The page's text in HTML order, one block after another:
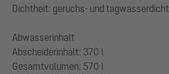
Dichtheit: geruchs- und tagwasserdicht
Abwasserinhalt
Abscheiderinhalt: 370 l
Gesamtvolumen: 570 l